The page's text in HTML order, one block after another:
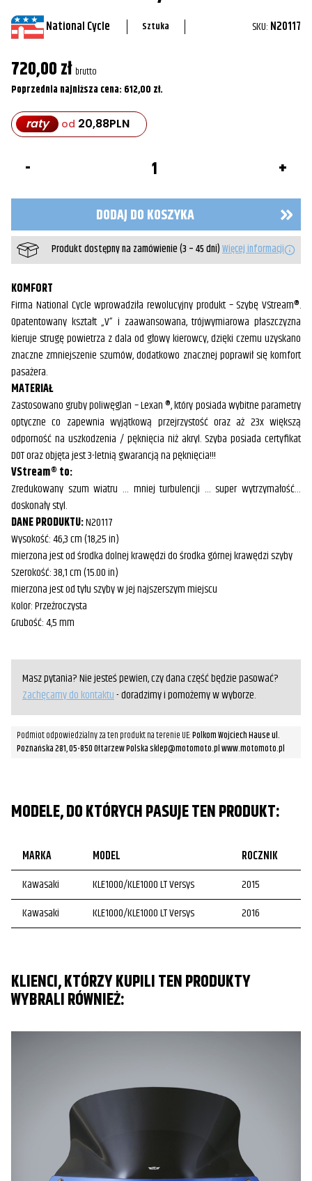
National Cycle Sztuka SKU: N20117
720,00zł brutto
Poprzednia najniższa cena: 612,00 zł.
raty od 20,88PLN
do
KLE650/1000
Versys
DODAJ DO KOSZYKA
Produkt dostępny na zamówienie (3 – 45 dni)Więcej informacji
KOMFORT
Firma National Cycle wprowadziła rewolucyjny produkt – Szybę VStream®.
Opatentowany kształt „V” i zaawansowana, trójwymiarowa płaszczyzna
kieruje strugę powietrza z dala od głowy kierowcy, dzięki czemu uzyskano
znaczne zmniejszenie szumów, dodatkowo znacznej poprawił się komfort
pasażera.
MATERIAŁ
Zastosowano gruby poliwęglan – Lexan ®, który posiada wybitne parametry
optyczne co zapewnia wyjątkową przejrzystość oraz aż 23x większą
odporność na uszkodzenia / pęknięcia niż akryl. Szyba posiada certyfikat
DOT oraz objęta jest 3-letnią gwarancją na pęknięcia!!!
VStream® to:
Zredukowany szum wiatru … mniej turbulencji … super wytrzymałość…
doskonały styl.
DANE PRODUKTU:N20117
Wysokość: 46,3 cm (18,25 in)
mierzona jest od środka dolnej krawędzi do środka górnej krawędzi szyby
Szerokość: 38,1 cm (15.00 in)
mierzona jest od tyłu szyby w jej najszerszym miejscu
Kolor: Przeźroczysta
Grubość: 4,5 mm
Masz pytania? Nie jesteś pewien, czy dana część będzie pasować?
Zachęcamy do kontaktu- doradzimy i pomożemy w wyborze.
Podmiot odpowiedzialny za ten produkt na terenie UE:Polkom Wojciech Hause ul.
Poznańska 281, 05-850 Ołtarzew Polska sklep@motomoto.pl www.motomoto.pl
MODELE, DO KTÓRYCH PASUJE TEN PRODUKT:
MARKA MODEL
ROCZNIK
Kawasaki
KLE1000/KLE1000 LT Versys
2015
Kawasaki
KLE1000/KLE1000 LT Versys 2016
KLIENCI, KTÓRZY KUPILI TEN PRODUKTY
WYBRALI RÓWNIEŻ: